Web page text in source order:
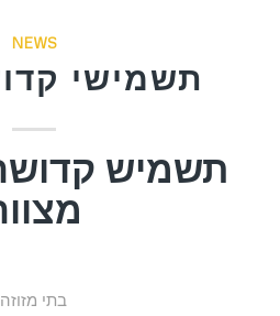
NEWS
תשמישי
תשמיש
בתי מזוזה